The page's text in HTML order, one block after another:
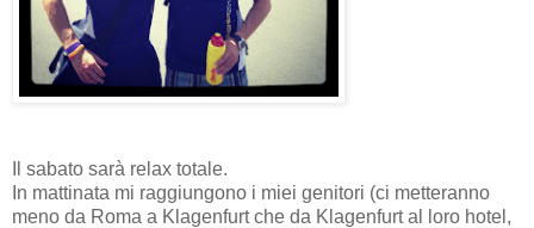
Il sabato sarà relax totale.
In mattinata mi raggiungono i miei genitori (ci metteranno
meno da Roma a Klagenfurt che da Klagenfurt al loro hotel,